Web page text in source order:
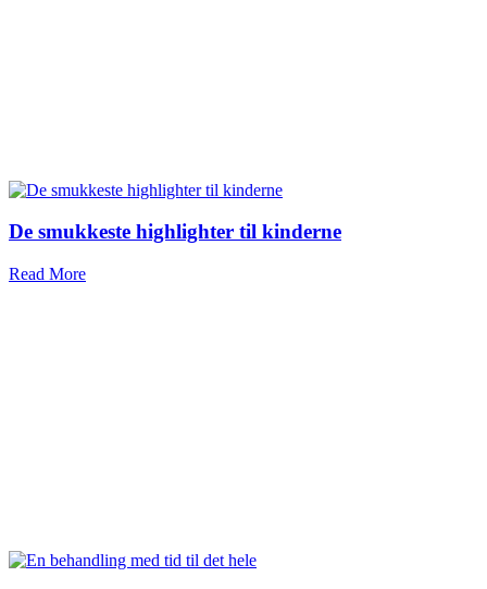
De smukkeste highlighter til kinderne
Read More